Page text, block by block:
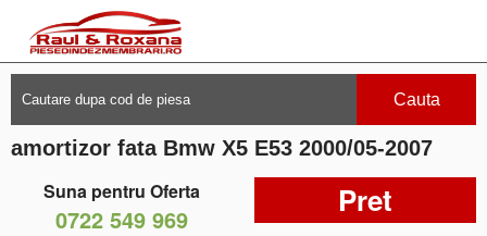
Cauta
amortizor fata Bmw X5 E53 2000/05-2007
Suna pentru Oferta
0722 549 969 Pret